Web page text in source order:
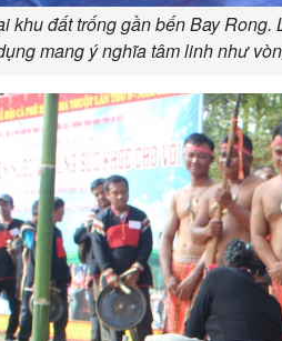
khu đất trống gần bến Bay
mang ý nghĩa tâm linh như